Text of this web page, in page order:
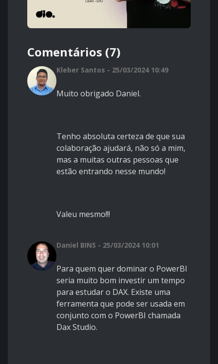
Comentários (7)
Kleber Santos - 25/03/2024 10:49
Muito obrigado Daniel.
Tenho absoluta certeza de que sua
colaboração ajudará, não só a mim,
mas a muitas outras pessoas que
estão entrando nesse mundo!
Valeu mesmo!!!
Daniel BINS - 25/03/2024 10:01
Para quem quer dominar o PowerBI
seria muito bom investir um tempo
para estudar o DAX. Existe uma
ferramenta que pode ser usada em
conjunto com o PowerBI chamada
Dax Studio.